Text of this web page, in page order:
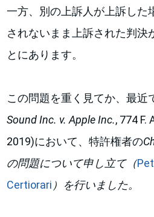
一方、別の上訴人が上訴した
されないまま上訴された判決
とにあります。
この問題を重く見てか、最近
Sound Inc. v. Apple Inc., 774 F.
2019)において、特許権者の
の問題について申し立て（
Certiorari ）を行いました。